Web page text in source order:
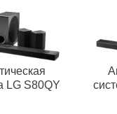
LG S80QY